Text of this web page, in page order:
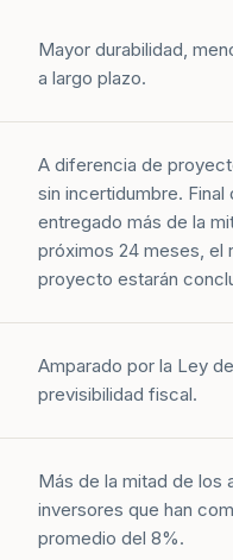
Mayor durabilidad,
a largo plazo.
A diferencia de
sin incertidumbre.
entregado más de la
próximos 24 meses, el
proyecto estarán
Amparado por la Ley
previsibilidad fiscal.
Más de la mitad de los
inversores que han
promedio del 8%.